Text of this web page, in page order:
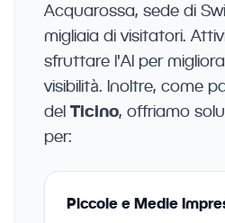
Acquarossa, sede di
migliaia di visitatori.
sfruttare l'AI per
visibilità. Inoltre, come
del Ticino, offriamo
per:
Piccole e Medie